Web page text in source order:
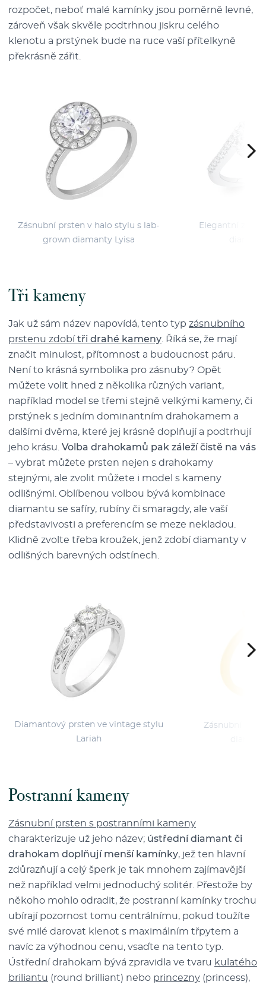
rozpočet, neboť malé kamínky jsou poměrně levné,
zároveň však skvěle podtrhnou jiskru celého
klenotu a prstýnek bude na ruce vaší přítelkyně
překrásně zářit.
Zásnubní prsten v halo stylu s lab-
grown diamanty Lyisa
Elegantní
Tři kameny
Jak už sám název napovídá, tento typ zásnubního
prstenu zdobí tři drahé kameny . Říká se, že mají
značit minulost, přítomnost a budoucnost páru.
Není to krásná symbolika pro zásnuby? Opět
můžete volit hned z několika různých variant,
například model se třemi stejně velkými kameny, či
prstýnek s jedním dominantním drahokamem a
dalšími dvěma, které jej krásně doplňují a podtrhují
jeho krásu. Volba drahokamů pak záleží čistě na vás
– vybrat můžete prsten nejen s drahokamy
stejnými, ale zvolit můžete i model s kameny
odlišnými. Oblíbenou volbou bývá kombinace
diamantu se safíry, rubíny či smaragdy, ale vaší
představivosti a preferencím se meze nekladou.
Klidně zvolte třeba kroužek, jenž zdobí diamanty v
odlišných barevných odstínech.
Diamantový prsten ve vintage stylu
Lariah
Zásnubní
Postranní kameny
Zásnubní prsten s postranními kameny
charakterizuje už jeho název; ústřední diamant či
drahokam doplňují menší kamínky, jež ten hlavní
zdůrazňují a celý šperk je tak mnohem zajímavější
než například velmi jednoduchý solitér. Přestože by
někoho mohlo odradit, že postranní kamínky trochu
ubírají pozornost tomu centrálnímu, pokud toužíte
své milé darovat klenot s maximálním třpytem a
navíc za výhodnou cenu, vsaďte na tento typ.
Ústřední drahokam bývá zpravidla ve tvaru kulatého
briliantu (round brilliant) nebo princezny (princess),